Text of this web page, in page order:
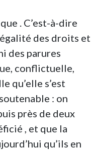
. C’est-à-dire
des droits et
des parures
conflictuelle,
qu’elle s’est
: on
près de deux
, et que la
qu’ils en